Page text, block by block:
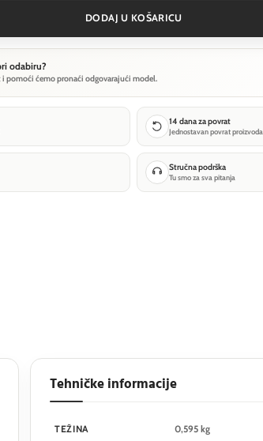
DODAJ U KOŠARICU
odabiru?
pomoći ćemo pronaći odgovarajući model.
14 dana za povrat
Jednostavan povrat proizvoda
Stručna podrška
Tu smo za sva pitanja
Tehničke informacije
TEŽINA 0,595 kg